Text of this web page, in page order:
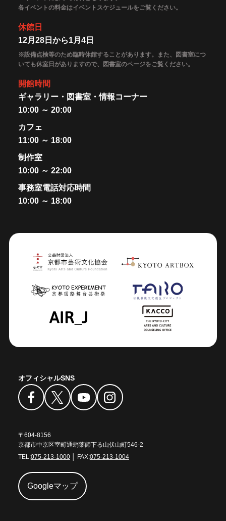
各イベントの料金はイベントスケジュールをご覧ください。
休館日
12月28日から1月4日
※設備点検等のため臨時休館することがあります。また、図書室につ
いても休室日がありますので、図書室のページをご覧ください。
開館時間
ギャラリー・図書室・情報コーナー
10:00 ～ 20:00
カフェ
11:00 ～ 18:00
制作室
10:00 ～ 22:00
事務室電話対応時間
10:00 ～ 18:00
オフィシャルSNS
〒604-8156
京都市中京区室町通蛸薬師下る山伏山町546-2
TEL:075-213-1000│ FAX:075-213-1004
Googleマップ